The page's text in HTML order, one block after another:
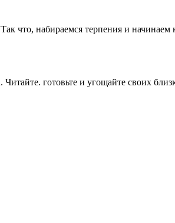
что, набираемся терпения и начинаем
готовьте и угощайте своих